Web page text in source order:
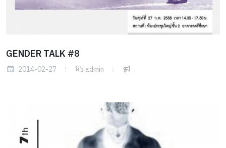
GENDER TALK #8
2014-02-27 admin